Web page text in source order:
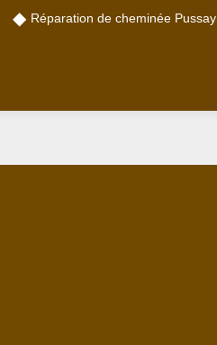
Réparation de cheminée Pussay